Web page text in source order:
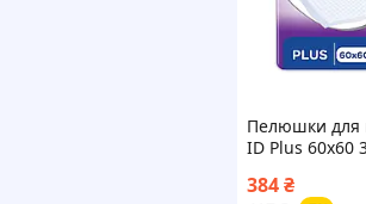
Пелюшки для
ID Plus 60x60
Доступний
384₴